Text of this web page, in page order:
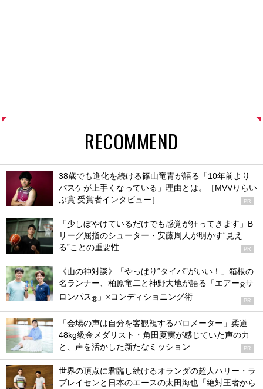
RECOMMEND
38歳でも進化を続ける篠山竜青が語る「10年前より
バスケが上手くなっている」理由とは。［MVVりらい
ぶ賞 受賞者インタビュー］
PR
「少しぼやけているだけでも感覚が狂ってきます」B
リーグ屈指のシューター・安藤周人が明かす“見え
る”ことの重要性
PR
《山の神対談》「やっぱり“タイパ”がいい！」箱根の
名ランナー、柏原竜二と神野大地が語る「エアー®サ
ロンパス® 」×コンディショニング術 PR
「会場の声は自分を客観視するバロメーター」柔道
48kg級金メダリスト・角田夏実が感じていた声の力
と、声を活かした新たなミッション
PR
世界の頂点に君臨し続けるオランダの超人ハリー・ラ
ブレイセンと日本のエースの太田海也「絶対王者から